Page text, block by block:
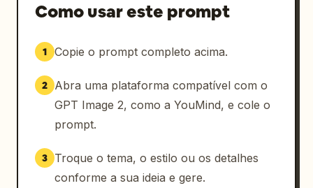
Como usar este prompt
1 Copie o prompt completo acima.
2
Abra uma plataforma compatível com o
GPT Image 2, como a YouMind, e cole o
prompt.
3
Troque o tema, o estilo ou os detalhes
conforme a sua ideia e gere.